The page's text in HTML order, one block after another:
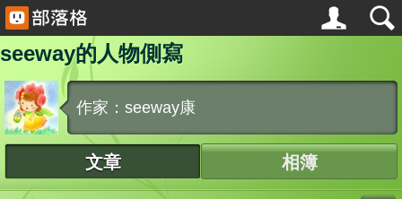
seeway的人物側寫
作家：seeway康
文章 相簿